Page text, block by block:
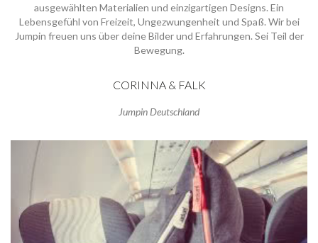
ausgewählten Materialien und einzigartigen Designs. Ein
Lebensgefühl von Freizeit, Ungezwungenheit und Spaß. Wir bei
Jumpin freuen uns über deine Bilder und Erfahrungen. Sei Teil der
Bewegung.
CORINNA & FALK
Jumpin Deutschland